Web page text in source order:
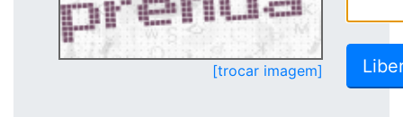
[trocar imagem]